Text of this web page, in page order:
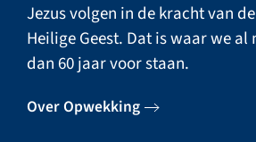
Jezus volgen in de kracht van de
Heilige Geest. Dat is waar we al
dan 60 jaar voor staan.
Over Opwekking